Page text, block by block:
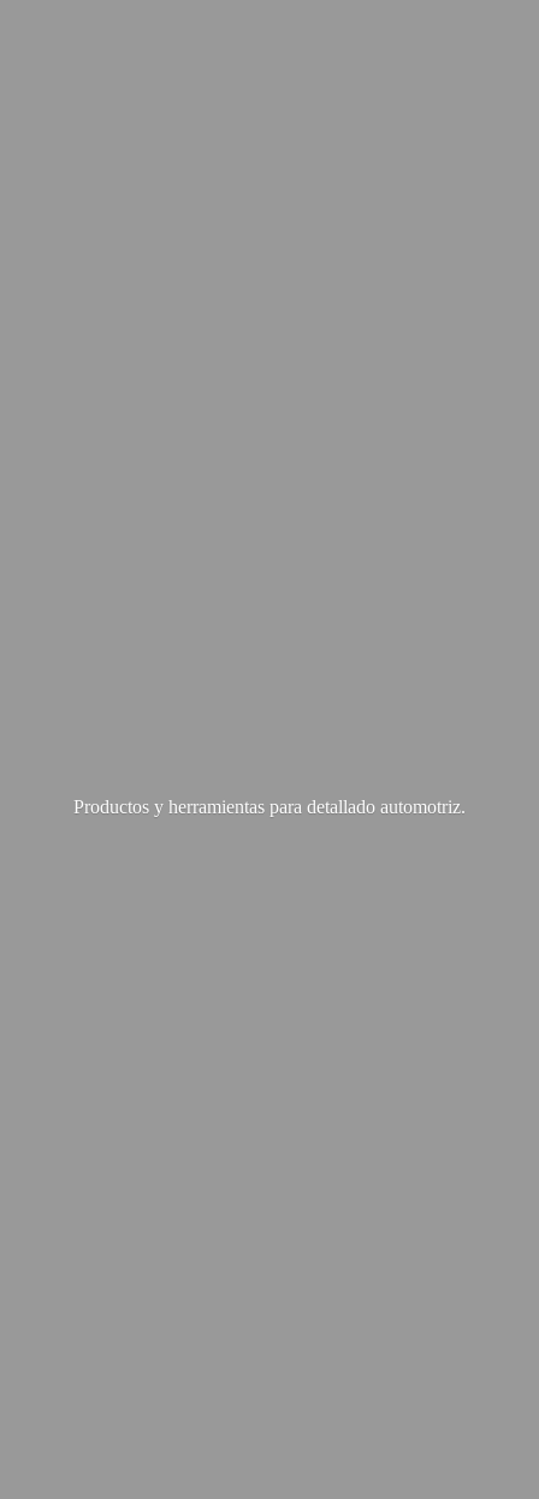
Productos y herramientas para detallado automotriz.